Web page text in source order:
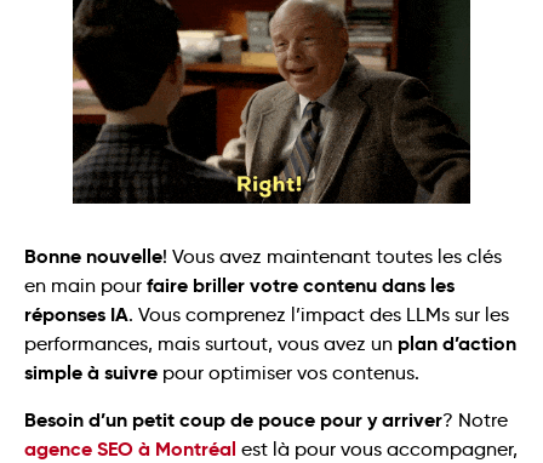
Bonne nouvelle! Vous avez maintenant toutes les clés
en main pour faire briller votre contenu dans les
réponses IA. Vous comprenez l’impact des LLMs sur les
performances, mais surtout, vous avez un plan d’action
simple à suivre pour optimiser vos contenus.
Besoin d’un petit coup de pouce pour y arriver? Notre
agence SEO à Montréal est là pour vous accompagner,